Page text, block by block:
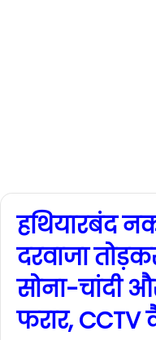
हथियारबंद
दरवाजा
सोना-चांदी
फरार, CCTV